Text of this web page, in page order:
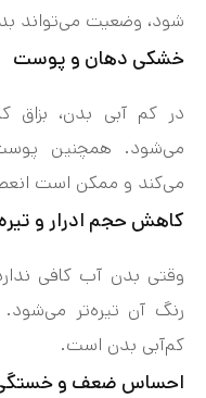
شود، وضعیت می‌تواند
خشکی دهان و پوست
در کم‌ آبی بدن،
می‌شود. همچنین
می‌کند و ممکن است
کاهش حجم ادرار و
وقتی بدن آب کافی
رنگ آن تیره‌تر
کم‌آبی بدن است.
احساس ضعف و